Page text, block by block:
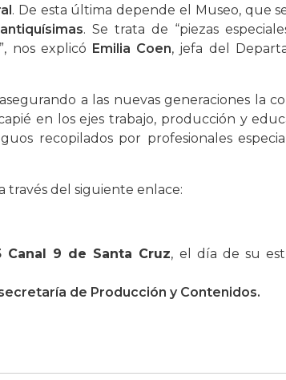
. De esta última depende el Museo, que
. Se trata de “piezas
nos explicó Emilia Coen, jefa del
a las nuevas generaciones la
en los ejes trabajo, producción y
recopilados por profesionales
través del siguiente enlace:
Canal 9 de Santa Cruz, el día de su
de Producción y Contenidos.